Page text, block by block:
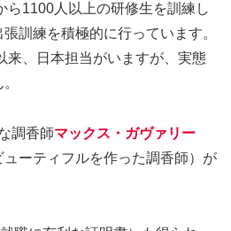
ら1100人以上の研修生を訓練し
訓練を積極的に行っています。
来、日本担当がいますが、実態
調香師マックス・ガヴァリー
ューティフルを作った調香師）が